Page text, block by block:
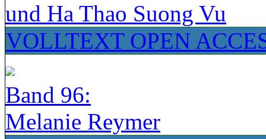
und Ha Thao Suong Vu
VOLLTEXT OPEN
Band 96:
Melanie Reymer